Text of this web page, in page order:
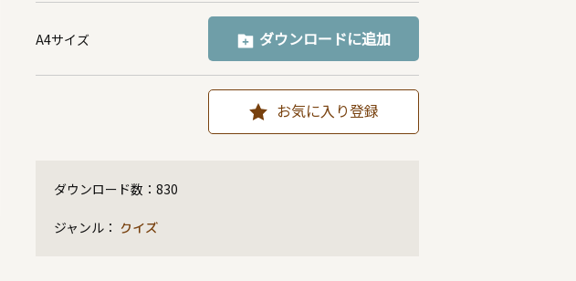
A4サイズ ダウンロードに追加
お気に入り登録
ダウンロード数： 830
ジャンル： クイズ